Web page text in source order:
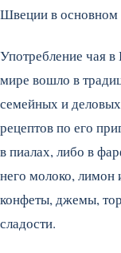
Швеции в основном
Употребление чая
мире вошло в
семейных и
рецептов по его
в пиалах, либо в
него молоко, лимон
конфеты, джемы,
сладости.